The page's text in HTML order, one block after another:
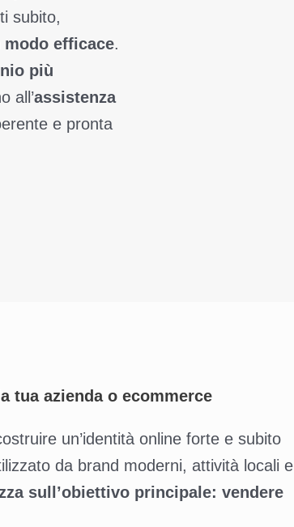
subito,
modo efficace.
più
all’assistenza
e pronta
tua azienda o ecommerce
un’identità online forte e subito
da brand moderni, attività locali e
sull’obiettivo principale: vendere